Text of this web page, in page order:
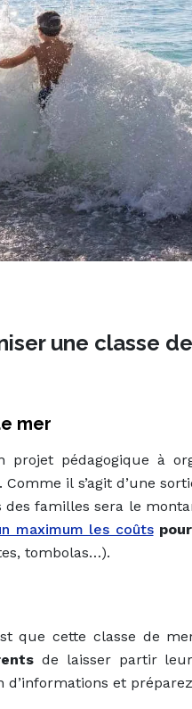
une classe
mer
projet pédagogique à
il s’agit d’une
familles sera le
maximum les coûts
tombolas…).
que cette classe de
de laisser partir
d’informations et